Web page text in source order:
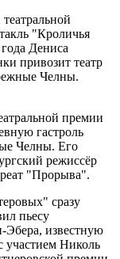
"Кроличья
Дениса
привозит театр
Челны.
премии
гастроль
Челны. Его
режиссёр
"Прорыва".
сразу
пьесу
Эбера, известную
участием Николь